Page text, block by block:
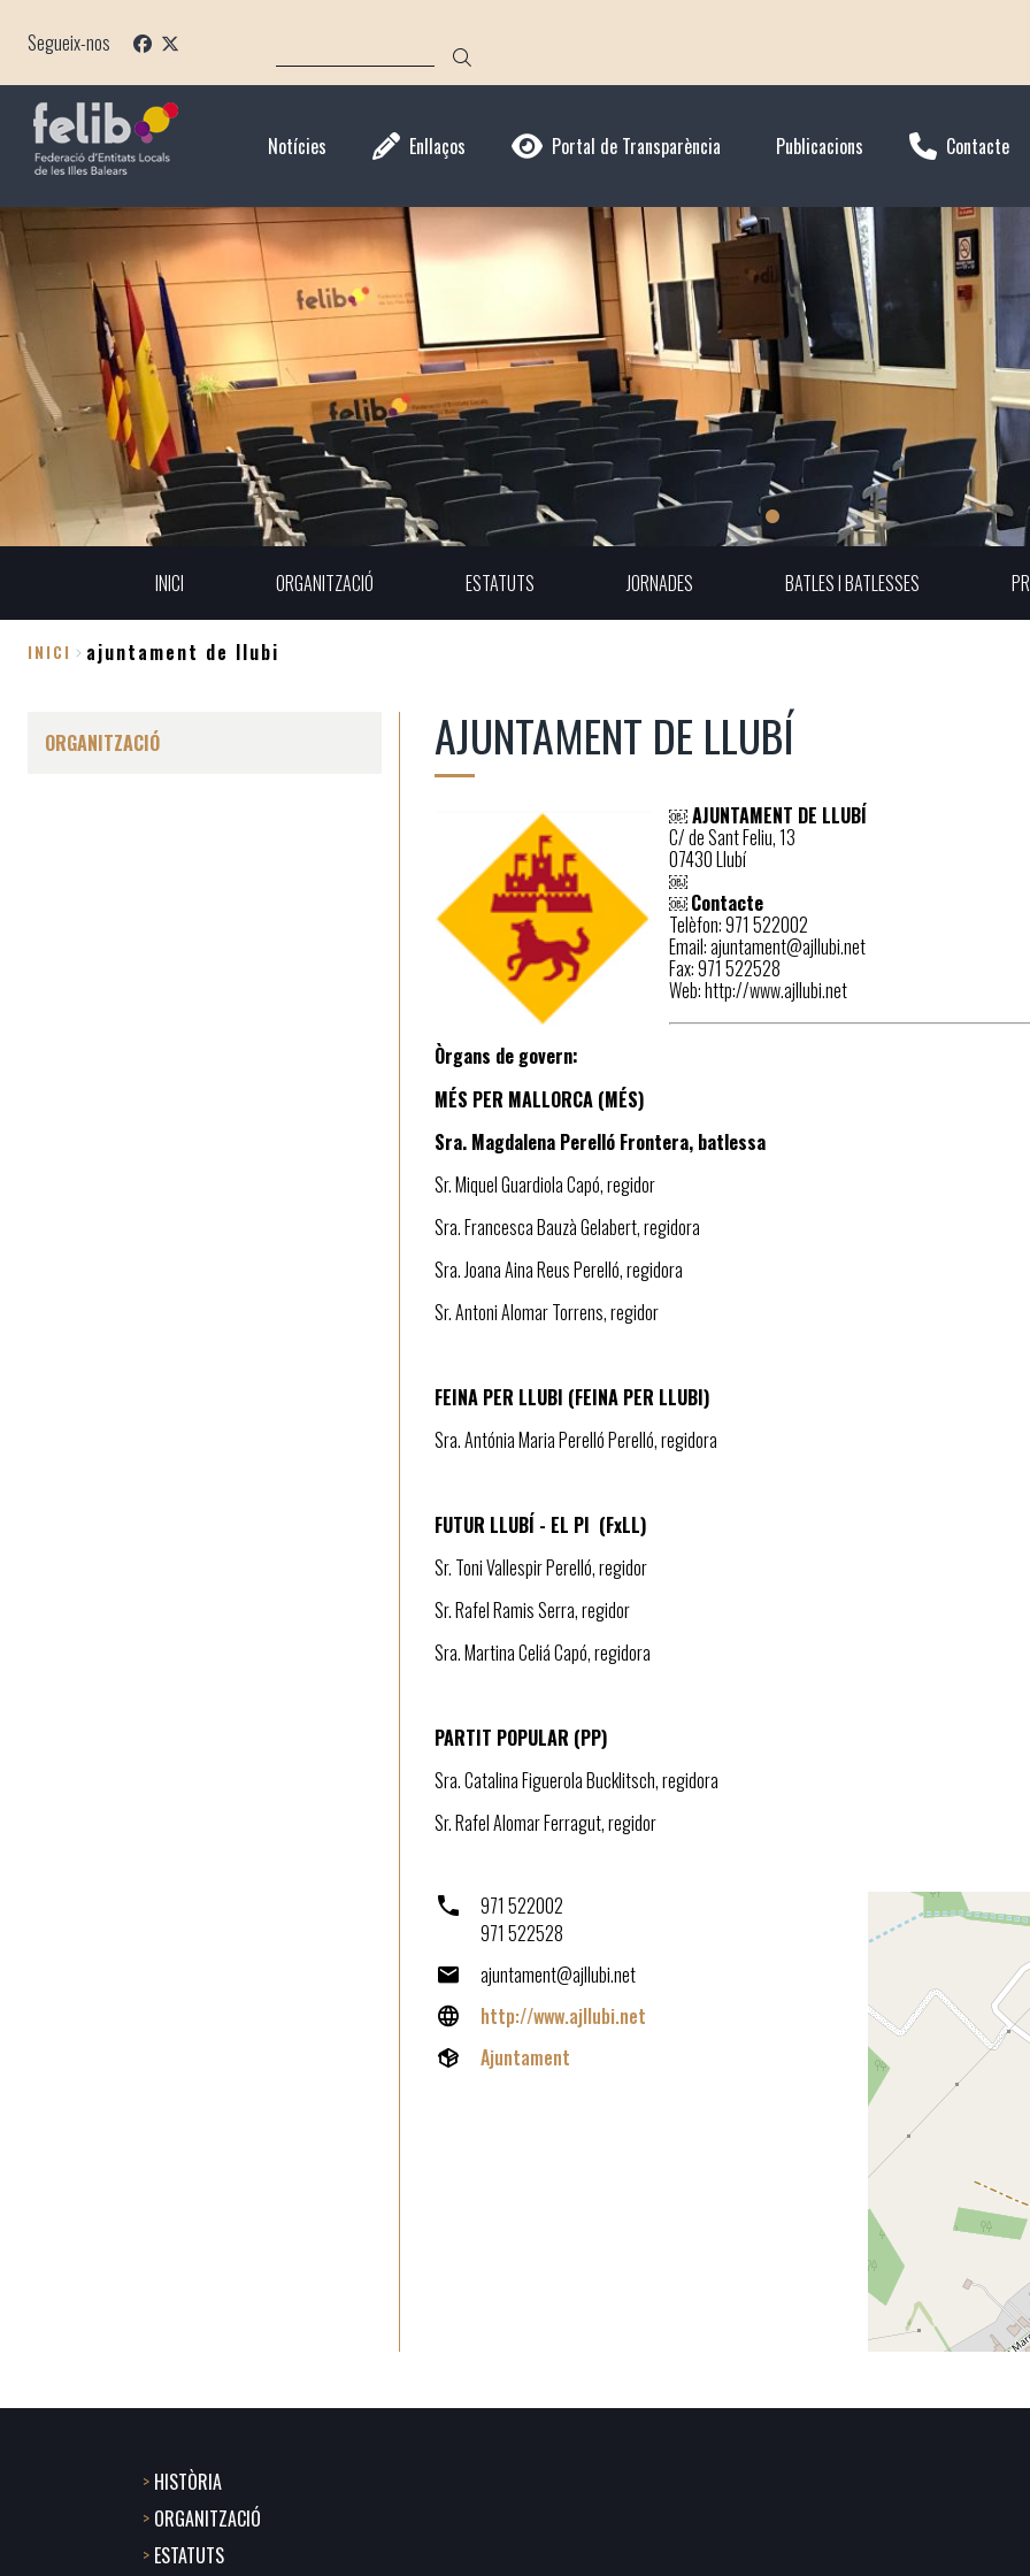
Segueix-nos
Notícies Enllaços Portal de Transparència Publicacions Contacte
INICI ORGANITZACIÓ ESTATUTS JORNADES BATLES I BATLESSES
d'Ariadna
INICI ajuntament de llubi
ORGANITZACIÓ AJUNTAMENT DE LLUBÍ
￼AJUNTAMENT DE LLUBÍ
C/ de Sant Feliu, 13
07430 Llubí
￼
￼Contacte
Telèfon: 971 522002
Email: ajuntament@ajllubi.net
Fax: 971 522528
Web: http://www.ajllubi.net
Òrgans de govern:
MÉS PER MALLORCA (MÉS)
Sra. Magdalena Perelló Frontera, batlessa
Sr. Miquel Guardiola Capó, regidor
Sra. Francesca Bauzà Gelabert, regidora
Sra. Joana Aina Reus Perelló, regidora
Sr. Antoni Alomar Torrens, regidor
FEINA PER LLUBI (FEINA PER LLUBI)
Sra. Antónia Maria Perelló Perelló, regidora
FUTUR LLUBÍ - EL PI (FxLL)
Sr. Toni Vallespir Perelló, regidor
Sr. Rafel Ramis Serra, regidor
Sra. Martina Celiá Capó, regidora
PARTIT POPULAR (PP)
Sra. Catalina Figuerola Bucklitsch, regidora
Sr. Rafel Alomar Ferragut, regidor
971 522002
971 522528
ajuntament@ajllubi.net
http://www.ajllubi.net
Ajuntament
Footer
menu
HISTÒRIA
ORGANITZACIÓ
ESTATUTS